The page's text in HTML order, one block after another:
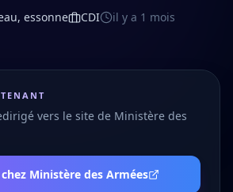
essonne CDI il y a 1 mois
vers le site de Ministère des
Ministère des Armées